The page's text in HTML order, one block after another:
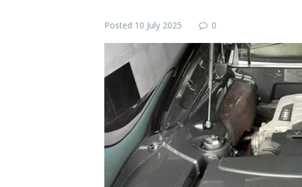
Posted 10 July 2025 0